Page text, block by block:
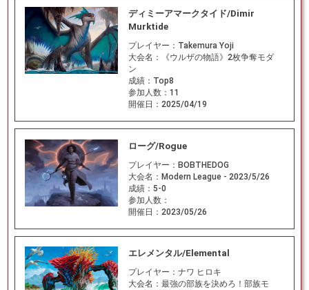
ディミーアマークタイド/Dimir
Murktide
プレイヤー： Takemura Yoji
大会名：
《ウルザの物語》2枚争奪モダ
ン
成績： Top8
参加人数： 11
開催日： 2025/04/19
ローグ/Rogue
プレイヤー： BOBTHEDOG
大会名： Modern League - 2023/5/26
成績： 5-0
参加人数：
開催日： 2023/05/26
エレメンタル/Elemental
プレイヤー： ナワ ヒロキ
大会名： 最強の部族を決めろ！部族モ